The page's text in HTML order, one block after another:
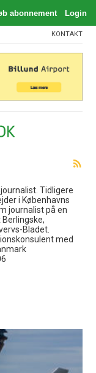
KONTAKT
Tidligere
i Københavns
journalist på en
Bladet.
med